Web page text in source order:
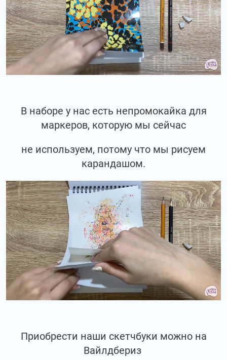
В наборе у нас есть непромокайка для
маркеров, которую мы сейчас
не используем, потому что мы рисуем
карандашом.
Приобрести наши скетчбуки можно на
Вайлдбериз